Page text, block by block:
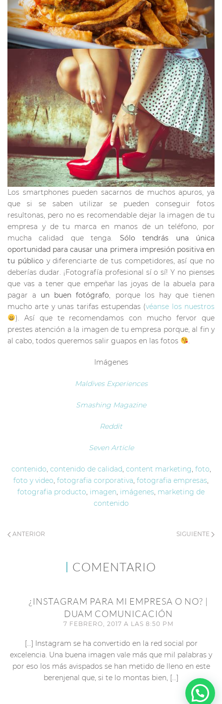
Los smartphones pueden sacarnos de muchos apuros, ya
que si se saben utilizar se pueden conseguir fotos
resultonas, pero no es recomendable dejar la imagen de tu
empresa y de tu marca en manos de un teléfono, por
mucha calidad que tenga. Sólo tendrás una única
oportunidad para causar una primera impresión positiva en
tu público y diferenciarte de tus competidores, así que no
deberías dudar. ¡Fotografía profesional sí o sí! Y no pienses
que vas a tener que empeñar las joyas de la abuela para
pagar a un buen fotógrafo, porque los hay que tienen
mucho arte y unas tarifas estupendas (véanse los nuestros
). Así que te recomendamos con mucho fervor que
prestes atención a la imagen de tu empresa porque, al fin y
al cabo, todos queremos salir guapos en las fotos
.
Imágenes
Maldives Experiences
Smashing Magazine
Reddit
Seven Article
contenido, contenido de calidad, content marketing, foto,
foto y video, fotografia corporativa, fotografia empresas,
fotografia producto, imagen, imágenes, marketing de
contenido
ANTERIOR SIGUIENTE
COMENTARIO
¿INSTAGRAM PARA MI EMPRESA O NO? |
DUAM COMUNICACIÓN
7 FEBRERO, 2017 A LAS 8:50 PM
[…] Instagram se ha convertido en la red social por
excelencia. Una buena imagen vale más que mil palabras y
por eso los más avispados se han metido de lleno en este
berenjenal que, si te lo montas bien, […]